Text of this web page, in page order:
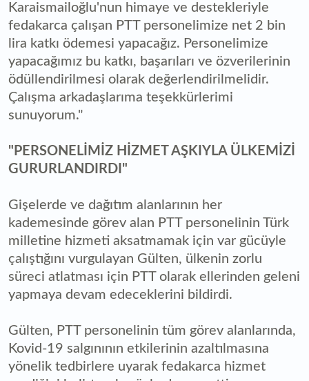
Karaismailoğlu'nun himaye ve destekleriyle
fedakarca çalışan PTT personelimize net 2 bin
lira katkı ödemesi yapacağız. Personelimize
yapacağımız bu katkı, başarıları ve özverilerinin
ödüllendirilmesi olarak değerlendirilmelidir.
Çalışma arkadaşlarıma teşekkürlerimi
sunuyorum."
"PERSONELİMİZ HİZMET AŞKIYLA ÜLKEMİZİ
GURURLANDIRDI"
Gişelerde ve dağıtım alanlarının her
kademesinde görev alan PTT personelinin Türk
milletine hizmeti aksatmamak için var gücüyle
çalıştığını vurgulayan Gülten, ülkenin zorlu
süreci atlatması için PTT olarak ellerinden geleni
yapmaya devam edeceklerini bildirdi.
Gülten, PTT personelinin tüm görev alanlarında,
Kovid-19 salgınının etkilerinin azaltılmasına
yönelik tedbirlere uyarak fedakarca hizmet